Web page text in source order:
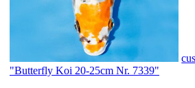
"Butterfly Koi 20-25cm Nr. 7339"